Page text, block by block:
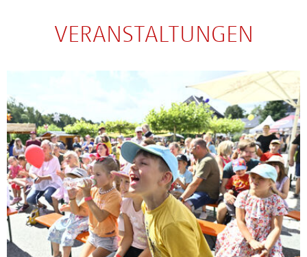
VERANSTALTUNGEN